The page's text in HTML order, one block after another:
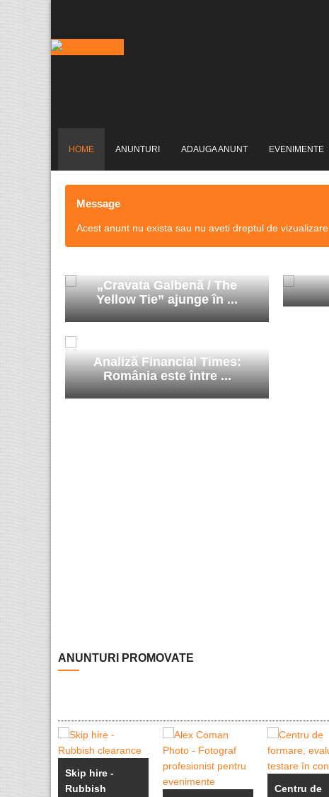
HOME ANUNTURI ADAUGA ANUNT EVENIMENTE
Message
Acest anunt nu exista sau nu aveti dreptul de vizualizare
„Cravata Galbenă / The
Yellow Tie” ajunge în ...
Analiză Financial Times:
România este între ...
ANUNTURI PROMOVATE
Skip hire -
Rubbish
Centru de